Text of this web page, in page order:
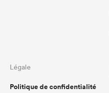
Légale
Politique de confidentialité